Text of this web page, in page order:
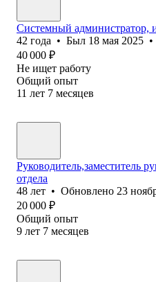
Системный администратор,
42 года • Был 18 мая 2025 •
40 000 ₽
Не ищет работу
Общий опыт
11 лет 7 месяцев
Руководитель,заместитель
отдела
48 лет • Обновлено 23
20 000 ₽
Общий опыт
9 лет 7 месяцев